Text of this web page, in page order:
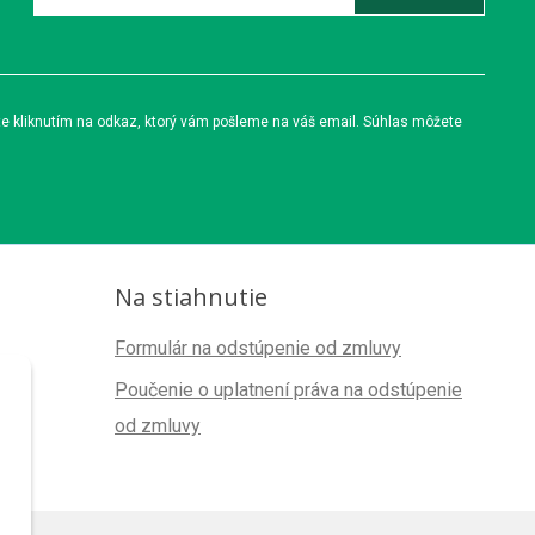
na odkaz, ktorý vám pošleme na váš email. Súhlas môžete
Na stiahnutie
Formulár na odstúpenie od zmluvy
Poučenie o uplatnení práva na odstúpenie
od zmluvy